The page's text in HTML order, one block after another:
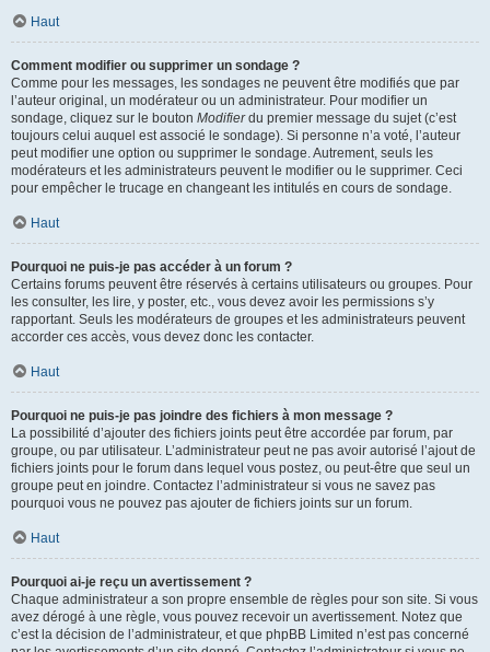
Haut
Comment modifier ou supprimer un sondage ?
Comme pour les messages, les sondages ne peuvent être modifiés que par
l’auteur original, un modérateur ou un administrateur. Pour modifier un
sondage, cliquez sur le bouton Modifierdu premier message du sujet (c’est
toujours celui auquel est associé le sondage). Si personne n’a voté, l’auteur
peut modifier une option ou supprimer le sondage. Autrement, seuls les
modérateurs et les administrateurs peuvent le modifier ou le supprimer. Ceci
pour empêcher le trucage en changeant les intitulés en cours de sondage.
Haut
Pourquoi ne puis-je pas accéder à un forum ?
Certains forums peuvent être réservés à certains utilisateurs ou groupes. Pour
les consulter, les lire, y poster, etc., vous devez avoir les permissions s’y
rapportant. Seuls les modérateurs de groupes et les administrateurs peuvent
accorder ces accès, vous devez donc les contacter.
Haut
Pourquoi ne puis-je pas joindre des fichiers à mon message ?
La possibilité d’ajouter des fichiers joints peut être accordée par forum, par
groupe, ou par utilisateur. L’administrateur peut ne pas avoir autorisé l’ajout de
fichiers joints pour le forum dans lequel vous postez, ou peut-être que seul un
groupe peut en joindre. Contactez l’administrateur si vous ne savez pas
pourquoi vous ne pouvez pas ajouter de fichiers joints sur un forum.
Haut
Pourquoi ai-je reçu un avertissement ?
Chaque administrateur a son propre ensemble de règles pour son site. Si vous
avez dérogé à une règle, vous pouvez recevoir un avertissement. Notez que
c’est la décision de l’administrateur, et que phpBB Limited n’est pas concerné